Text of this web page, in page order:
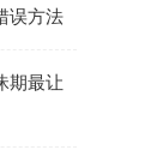
误方法
期最让